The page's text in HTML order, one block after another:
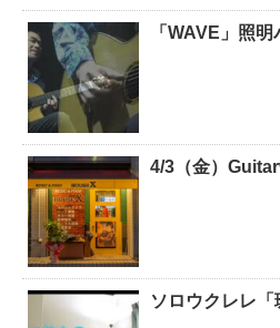
「WAVE」照
4/3（金）
ソロウクレレ「